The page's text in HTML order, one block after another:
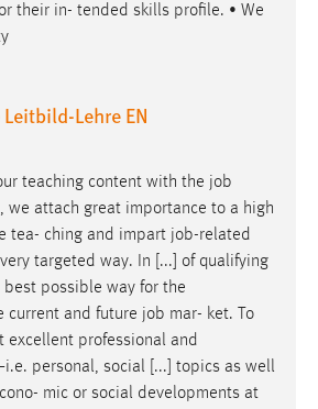
their in- tended skills profile. • We
Lehre EN
teaching content with the job
we attach great importance to a high
tea- ching and impart job-related
targeted way. In [...] of qualifying
possible way for the
current and future job mar- ket. To
excellent professional and
personal, social [...] topics as well
mic or social developments at